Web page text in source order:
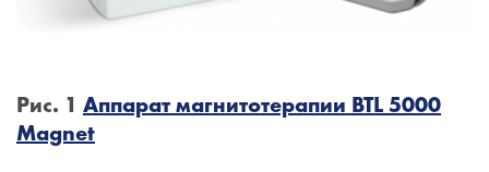
Рис. 1 Аппарат магнитотерапии BTL 5000
Magnet